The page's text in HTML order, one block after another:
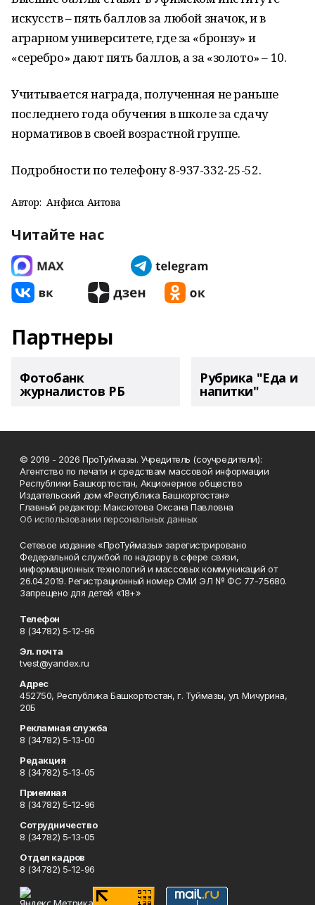
искусств – пять баллов за любой значок, и в
аграрном университете, где за «бронзу» и
«серебро» дают пять баллов, а за «золото» – 10.
Учитывается награда, полученная не раньше
последнего года обучения в школе за сдачу
нормативов в своей возрастной группе.
Подробности по телефону 8-937-332-25-52.
Автор: Анфиса Аитова
Читайте нас
Партнеры
Фотобанк
журналистов РБ
Рубрика "Еда и
напитки"
© 2019 - 2026 ПроТуймазы. Учредитель (соучредители):
Агентство по печати и средствам массовой информации
Республики Башкортостан, Акционерное общество
Издательский дом «Республика Башкортостан»
Главный редактор: Максютова Оксана Павловна
Об использовании персональных данных
Сетевое издание «ПроТуймазы» зарегистрировано
Федеральной службой по надзору в сфере связи,
информационных технологий и массовых коммуникаций от
26.04.2019. Регистрационный номер СМИ ЭЛ № ФС 77-75680.
Запрещено для детей «18+»
Телефон
8 (34782) 5-12-96
Эл. почта
tvest@yandex.ru
Адрес
452750, Республика Башкортостан, г. Туймазы, ул. Мичурина,
20Б
Рекламная служба
8 (34782) 5-13-00
Редакция
8 (34782) 5-13-05
Приемная
8 (34782) 5-12-96
Сотрудничество
8 (34782) 5-13-05
Отдел кадров
8 (34782) 5-12-96